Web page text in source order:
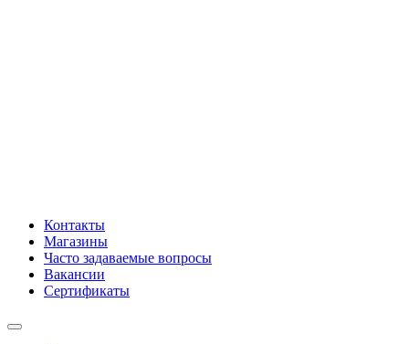
Контакты
Магазины
Часто задаваемые вопросы
Вакансии
Сертификаты